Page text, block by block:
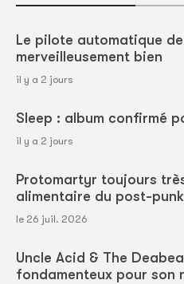
Le pilote automatique
merveilleusement bien
il y a 2 jours
Sleep : album confirmé
il y a 2 jours
Protomartyr toujours
alimentaire du post-punk
le 26 juil. 2026
Uncle Acid & The
fondamenteux pour son